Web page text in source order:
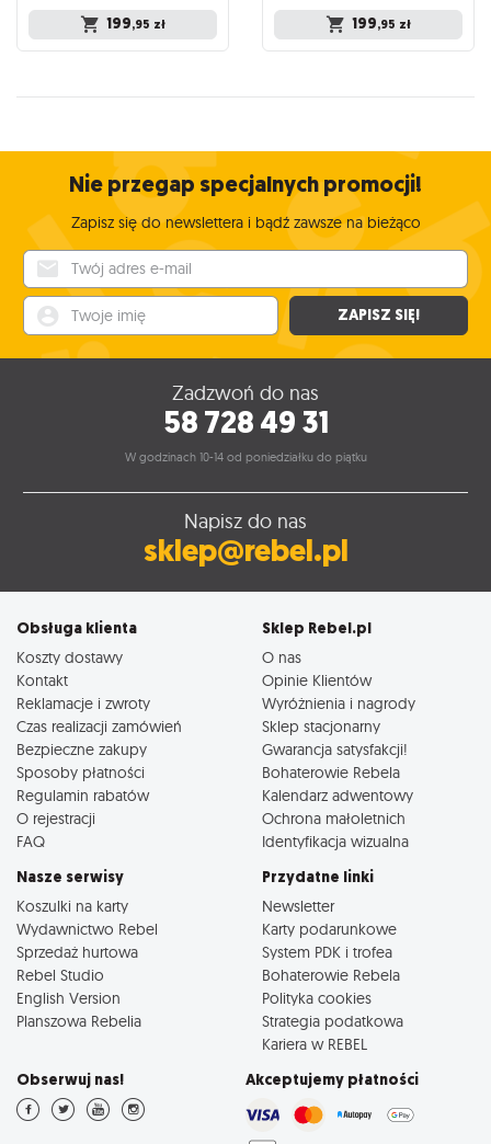
199,95 zł 199,95 zł
Nie przegap specjalnych promocji!
Zapisz się do newslettera i bądź zawsze na bieżąco
ZAPISZ SIĘ!
Zadzwoń do nas
58 728 49 31
W godzinach 10-14 od poniedziałku do piątku
Napisz do nas
sklep@rebel.pl
Obsługa klienta
Koszty dostawy
Kontakt
Reklamacje i zwroty
Czas realizacji zamówień
Bezpieczne zakupy
Sposoby płatności
Regulamin rabatów
O rejestracji
FAQ
Sklep Rebel.pl
O nas
Opinie Klientów
Wyróżnienia i nagrody
Sklep stacjonarny
Gwarancja satysfakcji!
Bohaterowie Rebela
Kalendarz adwentowy
Ochrona małoletnich
Identyfikacja wizualna
Nasze serwisy
Koszulki na karty
Wydawnictwo Rebel
Sprzedaż hurtowa
Rebel Studio
English Version
Planszowa Rebelia
Przydatne linki
Newsletter
Karty podarunkowe
System PDK i trofea
Bohaterowie Rebela
Polityka cookies
Strategia podatkowa
Kariera w REBEL
Obserwuj nas! Akceptujemy płatności